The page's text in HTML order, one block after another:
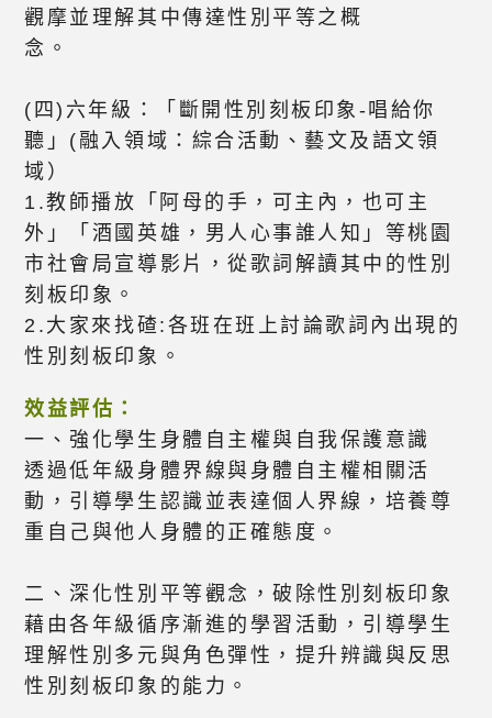
觀摩並理解其中傳達性別平等之概
念。
(四)六年級：「斷開性別刻板印象-唱給你
聽」(融入領域：綜合活動、藝文及語文領
域）
1.教師播放「阿母的手，可主內，也可主
外」「酒國英雄，男人心事誰人知」等桃園
市社會局宣導影片，從歌詞解讀其中的性別
刻板印象。
2.大家來找碴:各班在班上討論歌詞內出現的
性別刻板印象。
效益評估：
一、強化學生身體自主權與自我保護意識
透過低年級身體界線與身體自主權相關活
動，引導學生認識並表達個人界線，培養尊
重自己與他人身體的正確態度。
二、深化性別平等觀念，破除性別刻板印象
藉由各年級循序漸進的學習活動，引導學生
理解性別多元與角色彈性，提升辨識與反思
性別刻板印象的能力。